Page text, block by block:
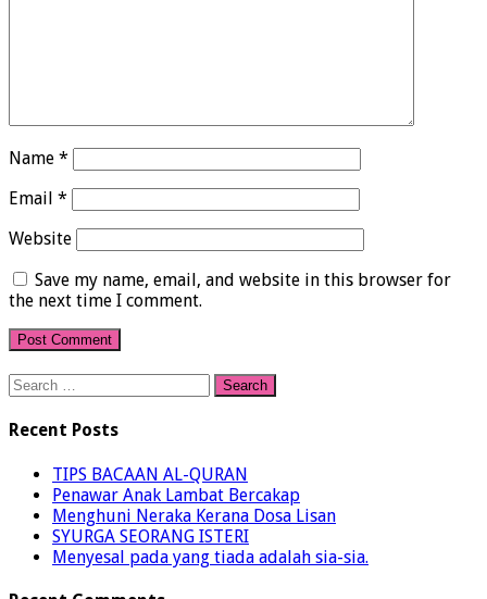
Name *
Email *
Website
Save my name, email, and website in this browser for
the next time I comment.
Search
for:
Recent Posts
TIPS BACAAN AL-QURAN
Penawar Anak Lambat Bercakap
Menghuni Neraka Kerana Dosa Lisan
SYURGA SEORANG ISTERI
Menyesal pada yang tiada adalah sia-sia.